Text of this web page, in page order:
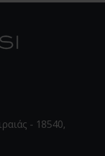
- 18540,